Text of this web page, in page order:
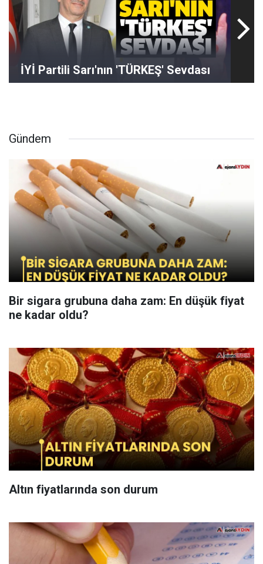
İYİ Partili Sarı'nın 'TÜRKEŞ' Sevdası
Gündem
Bir sigara grubuna daha zam: En düşük fiyat
ne kadar oldu?
Altın fiyatlarında son durum